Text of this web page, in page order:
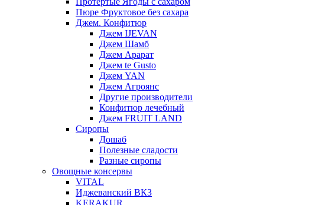
Пюре Фруктовое без сахара
Джем. Конфитюр
Джем IJEVAN
Джем Шамб
Джем Арарат
Джем te Gusto
Джем YAN
Джем Агроянс
Другие производители
Конфитюр лечебный
Джем FRUIT LAND
Сиропы
Дошаб
Полезные сладости
Разные сиропы
Овощные консервы
VITAL
Иджеванский ВКЗ
KERAKUR